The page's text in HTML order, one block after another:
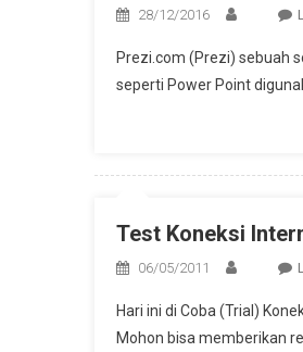
28/12/2016
Prezi.com (Prezi) sebuah
seperti Power Point
Test Koneksi
06/05/2011
Hari ini di Coba (Trial)
Mohon bisa memberikan